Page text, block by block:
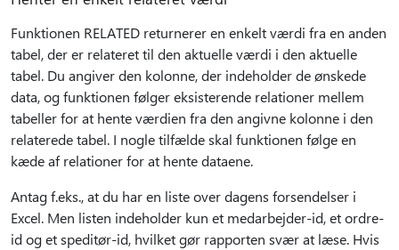
Funktionen RELATED returnerer en enkelt værdi fra en anden
tabel, der er relateret til den aktuelle værdi i den aktuelle
tabel. Du angiver den kolonne, der indeholder de ønskede
data, og funktionen følger eksisterende relationer mellem
tabeller for at hente værdien fra den angivne kolonne i den
relaterede tabel. I nogle tilfælde skal funktionen følge en
kæde af relationer for at hente dataene.
Antag f.eks., at du har en liste over dagens forsendelser i
Excel. Men listen indeholder kun et medarbejder-id, et ordre-
id og et speditør-id, hvilket gør rapporten svær at læse. Hvis